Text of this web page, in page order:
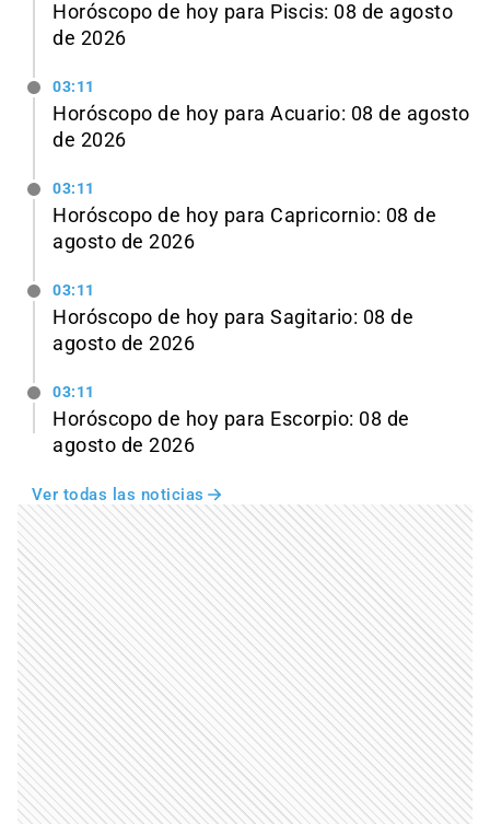
Horóscopo de hoy para Piscis: 08 de agosto
de 2026
03:11
Horóscopo de hoy para Acuario: 08 de agosto
de 2026
03:11
Horóscopo de hoy para Capricornio: 08 de
agosto de 2026
03:11
Horóscopo de hoy para Sagitario: 08 de
agosto de 2026
03:11
Horóscopo de hoy para Escorpio: 08 de
agosto de 2026
Ver todas las noticias